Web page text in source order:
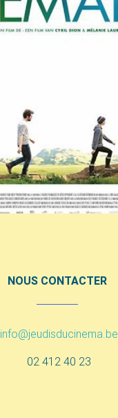
NOUS CONTACTER
info@jeudisducinema.be
02 412 40 23